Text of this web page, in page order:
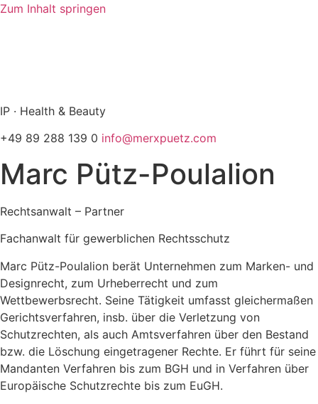
Zum Inhalt springen
IP · Health & Beauty
+49 89 288 139 0 info@merxpuetz.com
Marc Pütz-Poulalion
Rechtsanwalt – Partner
Fachanwalt für gewerblichen Rechtsschutz
Marc Pütz-Poulalion berät Unternehmen zum Marken- und
Designrecht, zum Urheberrecht und zum
Wettbewerbsrecht. Seine Tätigkeit umfasst gleichermaßen
Gerichtsverfahren, insb. über die Verletzung von
Schutzrechten, als auch Amtsverfahren über den Bestand
bzw. die Löschung eingetragener Rechte. Er führt für seine
Mandanten Verfahren bis zum BGH und in Verfahren über
Europäische Schutzrechte bis zum EuGH.